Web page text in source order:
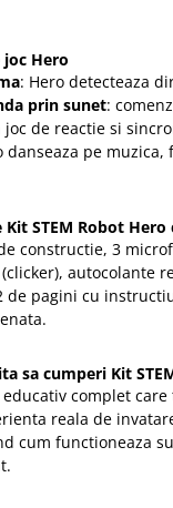
Hero
: Hero detecteaza
prin sunet:
joc de reactie si
danseaza pe
Kit STEM Robot
constructie, 3
autocolante
de pagini cu
sa cumperi Kit
educativ complet
reala de
cum functioneaza